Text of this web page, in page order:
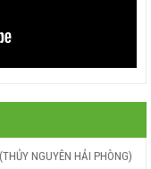
NGUYÊN HẢI PHÒNG)